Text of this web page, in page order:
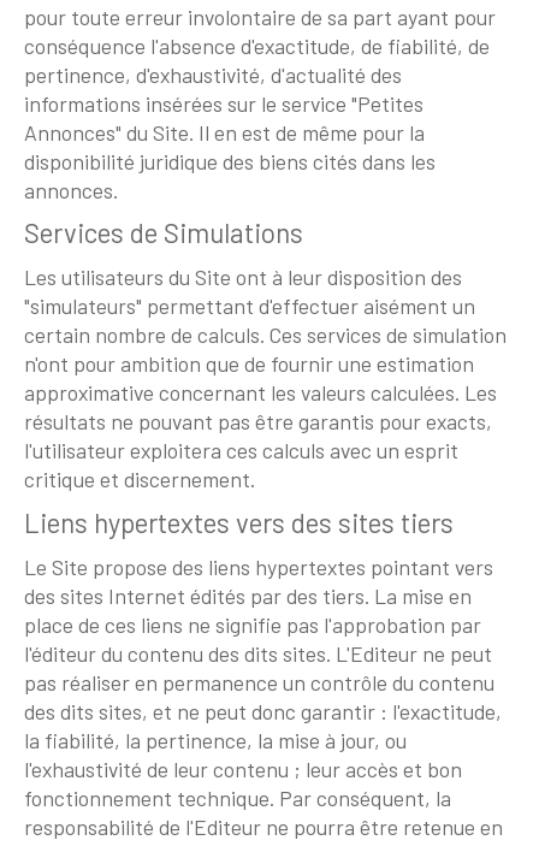
pour toute erreur involontaire de sa part ayant pour
conséquence l'absence d'exactitude, de fiabilité, de
pertinence, d'exhaustivité, d'actualité des
informations insérées sur le service "Petites
Annonces" du Site. Il en est de même pour la
disponibilité juridique des biens cités dans les
annonces.
Services de Simulations
Les utilisateurs du Site ont à leur disposition des
"simulateurs" permettant d'effectuer aisément un
certain nombre de calculs. Ces services de simulation
n'ont pour ambition que de fournir une estimation
approximative concernant les valeurs calculées. Les
résultats ne pouvant pas être garantis pour exacts,
l'utilisateur exploitera ces calculs avec un esprit
critique et discernement.
Liens hypertextes vers des sites tiers
Le Site propose des liens hypertextes pointant vers
des sites Internet édités par des tiers. La mise en
place de ces liens ne signifie pas l'approbation par
l'éditeur du contenu des dits sites. L'Editeur ne peut
pas réaliser en permanence un contrôle du contenu
des dits sites, et ne peut donc garantir : l'exactitude,
la fiabilité, la pertinence, la mise à jour, ou
l'exhaustivité de leur contenu ; leur accès et bon
fonctionnement technique. Par conséquent, la
responsabilité de l'Editeur ne pourra être retenue en